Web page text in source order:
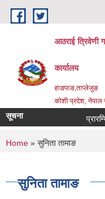
Skip to main content
आठराई त्रिवेणी
कार्यालय
हाङपाङ,ताप्लेजुङ
कोशी प्रदेश, नेपाल
सूचना
You are here
Home » सुनिता तामाङ
सुनिता तामाङ